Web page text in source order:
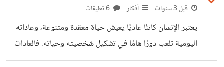
على التفكير السلبي وتطبيق استراتيجيات فعالة للتخلص منه.
الجسم: 1. فهم التفكير السلبي: للتغلب على التفكير السلبي،
يجب أن نفهم أسبابه وطبيعته. قد يكون التفكير السلبي نتيجة
قبل 3 سنوات أفكار
يعتبر الإنسان كائنًا عاديًا يعيش حياة معقدة ومتنوعة، وعاداته
اليومية تلعب دورًا هامًا في تشكيل شخصيته وحياته. فالعادات
السلبية يمكن أن تكون عقبة أمام تحقيق النجاح والسعادة، وهي